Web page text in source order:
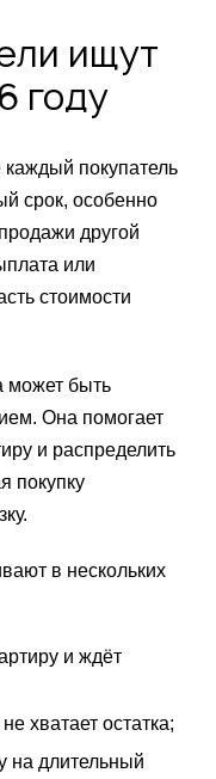
ищут
году
каждый покупатель
срок, особенно
другой
или
стоимости
может быть
Она помогает
и распределить
покупку
в нескольких
и ждёт
хватает остатка;
на длительный